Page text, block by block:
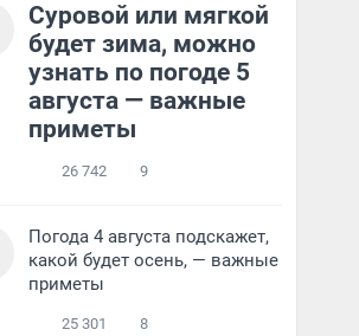
Суровой или мягкой
будет зима, можно
узнать по погоде 5
августа — важные
приметы
26 742 9
Погода 4 августа подскажет,
какой будет осень, — важные
приметы
25 301 8